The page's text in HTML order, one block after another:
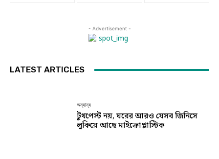
- Advertisement -
LATEST ARTICLES
অন্যান্য
টুথপেস্ট নয়, ঘরের আরও যেসব জিনিসে
লুকিয়ে আছে মাইক্রোপ্লাস্টিক